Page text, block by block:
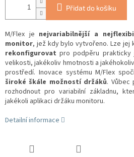
Přidat do košíku
M/Flex je nejvariabilnější a
monitor, jež kdy bylo vytvořeno. Lze jej
rekonfigurovat pro podpěru prakticky
velikosti, jakékoliv hmotnosti a
prostředí. Inovace systému M/Flex
široké škále možností držáků. Vůbec
rozhodnout pro variabilní základnu,
jakékoli aplikaci držáku monitoru.
Detailní informace